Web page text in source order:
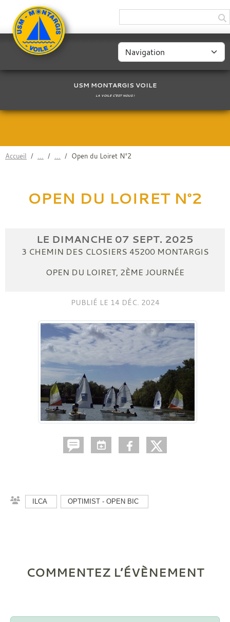
USM MONTARGIS VOILE
LA VOILE C'EST NOUS !
Accueil Open du Loiret N°2
OPEN DU LOIRET N°2
LE DIMANCHE 07 SEPT. 2025
3 CHEMIN DES CLOSIERS 45200 MONTARGIS
OPEN DU LOIRET, 2ÈME JOURNÉE
PUBLIÉ LE 14 DÉC. 2024
ILCA OPTIMIST - OPEN BIC
COMMENTEZ L’ÉVÈNEMENT
Panneau de gestion des cookies